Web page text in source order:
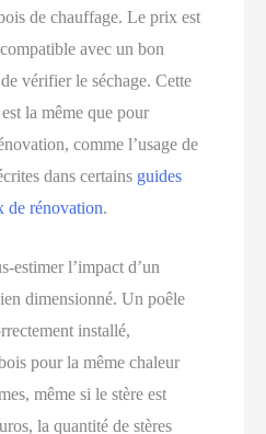
de chauffage. Le prix est
avec un bon
vérifier le séchage. Cette
la même que pour
comme l’usage de
dans certains guides
de rénovation.
estimer l’impact d’un
dimensionné. Un poêle
installé,
pour la même chaleur
même si le stère est
la quantité de stères